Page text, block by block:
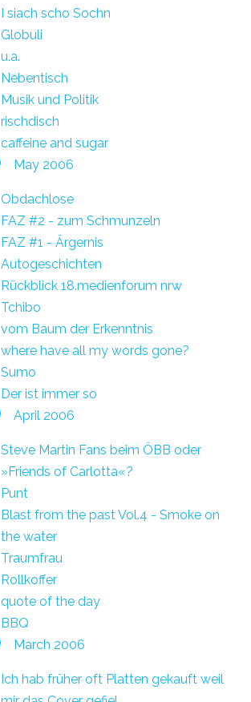
I siach scho Sochn
Globuli
u.a.
Nebentisch
Musik und Politik
rischdisch
caffeine and sugar
May 2006
Obdachlose
FAZ #2 - zum Schmunzeln
FAZ #1 - Ärgernis
Autogeschichten
Rückblick 18.medienforum nrw
Tchibo
vom Baum der Erkenntnis
where have all my words gone?
Sumo
Der ist immer so
April 2006
Steve Martin Fans beim ÖBB oder
»Friends of Carlotta«?
Punt
Blast from the past Vol.4 - Smoke on
the water
Traumfrau
Rollkoffer
quote of the day
BBQ
March 2006
Ich hab früher oft Platten gekauft weil